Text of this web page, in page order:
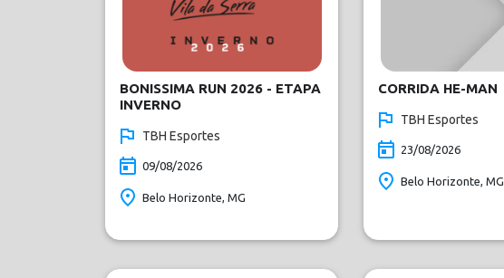
BONISSIMA RUN 2026 - ETAPA
INVERNO
TBH Esportes
09/08/2026
Belo Horizonte, MG
CORRIDA HE-MAN
TBH Esportes
23/08/2026
Belo Horizonte, MG